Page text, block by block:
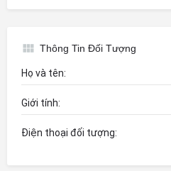
Thông Tin Đối Tượng
Họ và tên:
Giới tính:
Điện thoại đối tượng: